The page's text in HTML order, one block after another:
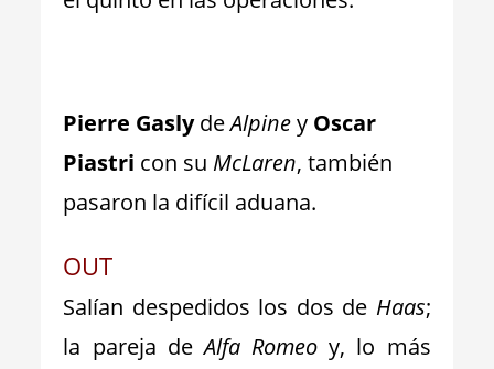
Pierre GaslydeAlpiney Oscar
Piastri con su McLaren, también
pasaron la difícil aduana.
OUT
Salían despedidos los dos de Haas;
la pareja deAlfa Romeo y, lo más